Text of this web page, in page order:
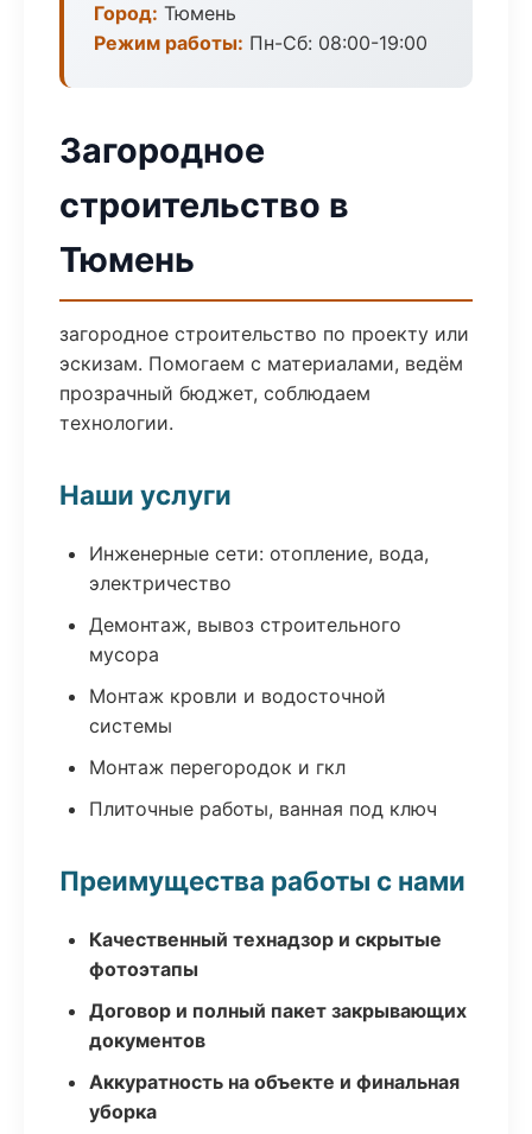
Город: Тюмень
Режим работы: Пн-Сб: 08:00-19:00
Загородное
строительство в
Тюмень
загородное строительство по проекту или
эскизам. Помогаем с материалами, ведём
прозрачный бюджет, соблюдаем
технологии.
Наши услуги
Инженерные сети: отопление, вода,
электричество
Демонтаж, вывоз строительного
мусора
Монтаж кровли и водосточной
системы
Монтаж перегородок и гкл
Плиточные работы, ванная под ключ
Преимущества работы с нами
Качественный технадзор и скрытые
фотоэтапы
Договор и полный пакет закрывающих
документов
Аккуратность на объекте и финальная
уборка